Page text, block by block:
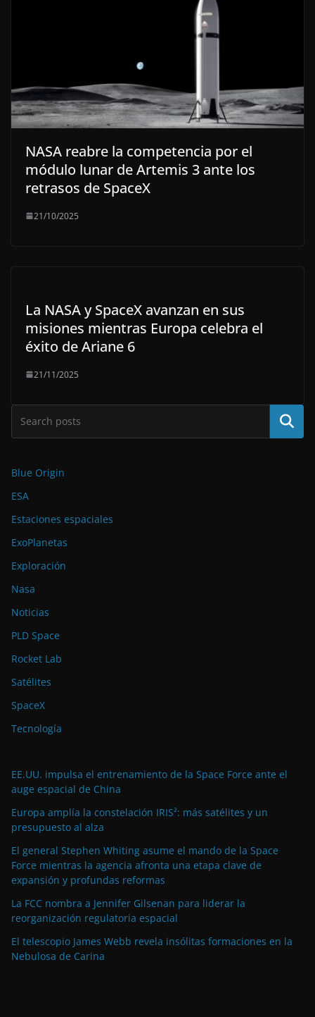
NASA reabre la competencia por el
módulo lunar de Artemis 3 ante los
retrasos de SpaceX
21/10/2025
La NASA y SpaceX avanzan en sus
misiones mientras Europa celebra el
éxito de Ariane 6
21/11/2025
Buscar
Blue Origin
ESA
Estaciones espaciales
ExoPlanetas
Exploración
Nasa
Noticias
PLD Space
Rocket Lab
Satélites
SpaceX
Tecnología
EE.UU. impulsa el entrenamiento de la Space Force ante el
auge espacial de China
Europa amplía la constelación IRIS²: más satélites y un
presupuesto al alza
El general Stephen Whiting asume el mando de la Space
Force mientras la agencia afronta una etapa clave de
expansión y profundas reformas
La FCC nombra a Jennifer Gilsenan para liderar la
reorganización regulatoria espacial
El telescopio James Webb revela insólitas formaciones en la
Nebulosa de Carina